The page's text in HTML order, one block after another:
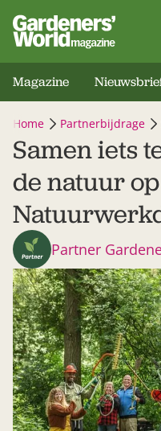
Magazine
Home Partnerbijdrage
Samen iets
de natuur
Partner